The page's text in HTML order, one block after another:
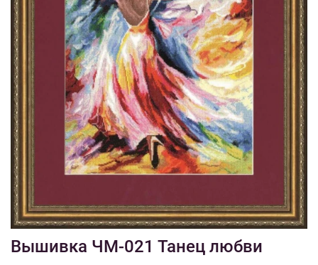
1/4
Изображения и цвет представленного товара могут незначительно
отличаться от оригинала продукции, взависимости от разрешения и
настроек вашего монитора, а также условий освещения при съемке
Вышивка ЧМ-021 Танец любви